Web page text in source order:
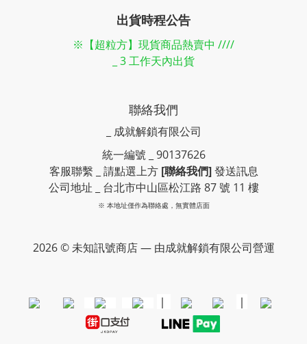
出貨時程公告
※【超粒方】現貨商品熱賣中 ////
_ 3 工作天內出貨
聯絡我們
_ 成就解鎖有限公司
統一編號 _ 90137626
客服聯繫 _ 請點選上方 [聯絡我們]發送訊息
公司地址 _ 台北市中山區松江路 87 號 11 樓
※ 本地址僅作為聯絡處，無實體店面
2026 © 未知訊號商店 — 由成就解鎖有限公司營運
｜ ｜